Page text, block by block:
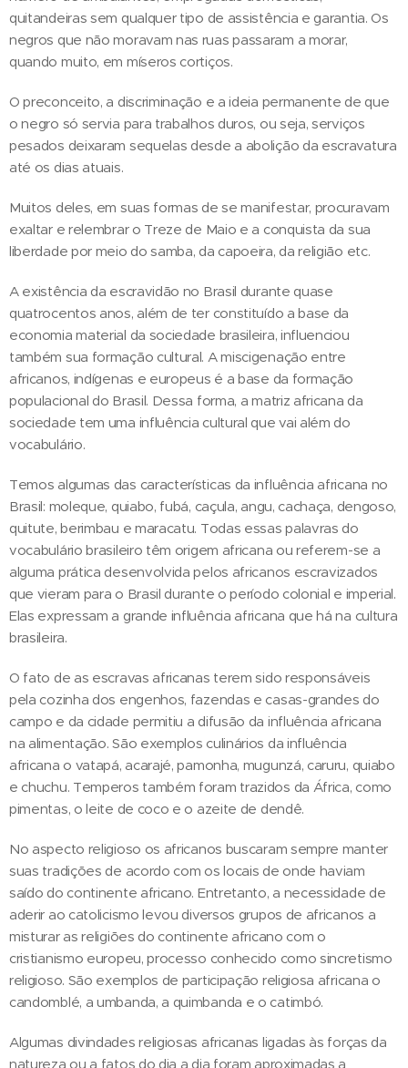
quitandeiras sem qualquer tipo de assistência e garantia. Os
negros que não moravam nas ruas passaram a morar,
quando muito, em míseros cortiços.
O preconceito, a discriminação e a ideia permanente de que
o negro só servia para trabalhos duros, ou seja, serviços
pesados deixaram sequelas desde a abolição da escravatura
até os dias atuais.
Muitos deles, em suas formas de se manifestar, procuravam
exaltar e relembrar o Treze de Maio e a conquista da sua
liberdade por meio do samba, da capoeira, da religião etc.
A existência da escravidão no Brasil durante quase
quatrocentos anos, além de ter constituído a base da
economia material da sociedade brasileira, influenciou
também sua formação cultural. A miscigenação entre
africanos, indígenas e europeus é a base da formação
populacional do Brasil. Dessa forma, a matriz africana da
sociedade tem uma influência cultural que vai além do
vocabulário.
Temos algumas das características da influência africana no
Brasil: moleque, quiabo, fubá, caçula, angu, cachaça, dengoso,
quitute, berimbau e maracatu. Todas essas palavras do
vocabulário brasileiro têm origem africana ou referem-se a
alguma prática desenvolvida pelos africanos escravizados
que vieram para o Brasil durante o período colonial e imperial.
Elas expressam a grande influência africana que há na cultura
brasileira.
O fato de as escravas africanas terem sido responsáveis
pela cozinha dos engenhos, fazendas e casas-grandes do
campo e da cidade permitiu a difusão da influência africana
na alimentação. São exemplos culinários da influência
africana o vatapá, acarajé, pamonha, mugunzá, caruru, quiabo
e chuchu. Temperos também foram trazidos da África, como
pimentas, o leite de coco e o azeite de dendê.
No aspecto religioso os africanos buscaram sempre manter
suas tradições de acordo com os locais de onde haviam
saído do continente africano. Entretanto, a necessidade de
aderir ao catolicismo levou diversos grupos de africanos a
misturar as religiões do continente africano com o
cristianismo europeu, processo conhecido como sincretismo
religioso. São exemplos de participação religiosa africana o
candomblé, a umbanda, a quimbanda e o catimbó.
Algumas divindades religiosas africanas ligadas às forças da
natureza ou a fatos do dia a dia foram aproximadas a